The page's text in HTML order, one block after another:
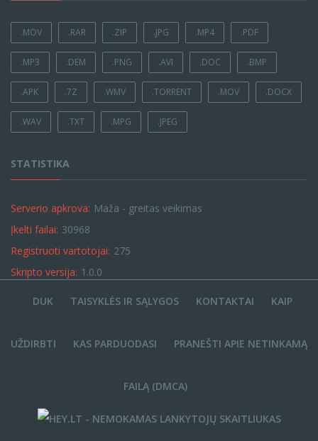
.MOV .RAR .ZIP .JPG .MP4 .PDF
.MP3 .DEM .PNG .AVI .DOC .BMP
.APK .7Z .WMV .TORRENT .MOV .DOCX
.WAV .TXT .MPG .JPEG
STATISTIKA
Serverio apkrova: Maža - greitas veikimas
Įkelti failai: 30968
Registruoti vartotojai: 275
Skripto versija: 1.0.0
DUK TAISYKLĖS IR SĄLYGOS KONTAKTAI KAIP
UŽDIRBTI KAS PARDUODASI PRANEŠTI APIE NETINKAMĄ
FAILĄ (DMCA)